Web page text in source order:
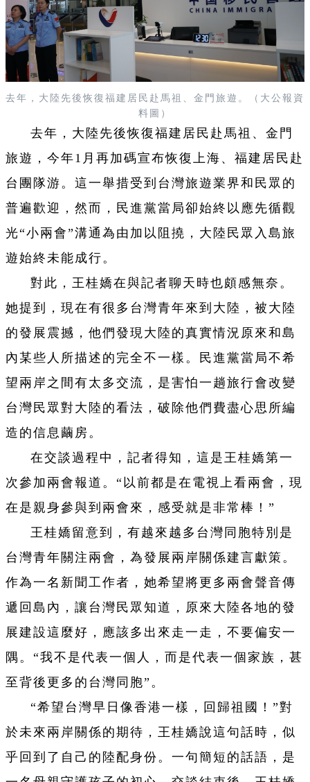
去年，大陸先後恢復福建居民赴馬祖、金門旅遊。（大公報資
料圖）
去年，大陸先後恢復福建居民赴馬祖、金門
旅遊，今年1月再加碼宣布恢復上海、福建居民赴
台團隊游。這一舉措受到台灣旅遊業界和民眾的
普遍歡迎，然而，民進黨當局卻始終以應先循觀
光“小兩會”溝通為由加以阻撓，大陸民眾入島旅
遊始終未能成行。
對此，王桂嬌在與記者聊天時也頗感無奈。
她提到，現在有很多台灣青年來到大陸，被大陸
的發展震撼，他們發現大陸的真實情況原來和島
內某些人所描述的完全不一樣。民進黨當局不希
望兩岸之間有太多交流，是害怕一趟旅行會改變
台灣民眾對大陸的看法，破除他們費盡心思所編
造的信息繭房。
在交談過程中，記者得知，這是王桂嬌第一
次參加兩會報道。“以前都是在電視上看兩會，現
在是親身參與到兩會來，感受就是非常棒！”
王桂嬌留意到，有越來越多台灣同胞特別是
台灣青年關注兩會，為發展兩岸關係建言獻策。
作為一名新聞工作者，她希望將更多兩會聲音傳
遞回島內，讓台灣民眾知道，原來大陸各地的發
展建設這麼好，應該多出來走一走，不要偏安一
隅。“我不是代表一個人，而是代表一個家族，甚
至背後更多的台灣同胞”。
“希望台灣早日像香港一樣，回歸祖國！”對
於未來兩岸關係的期待，王桂嬌說這句話時，似
乎回到了自己的陸配身份。一句簡短的話語，是